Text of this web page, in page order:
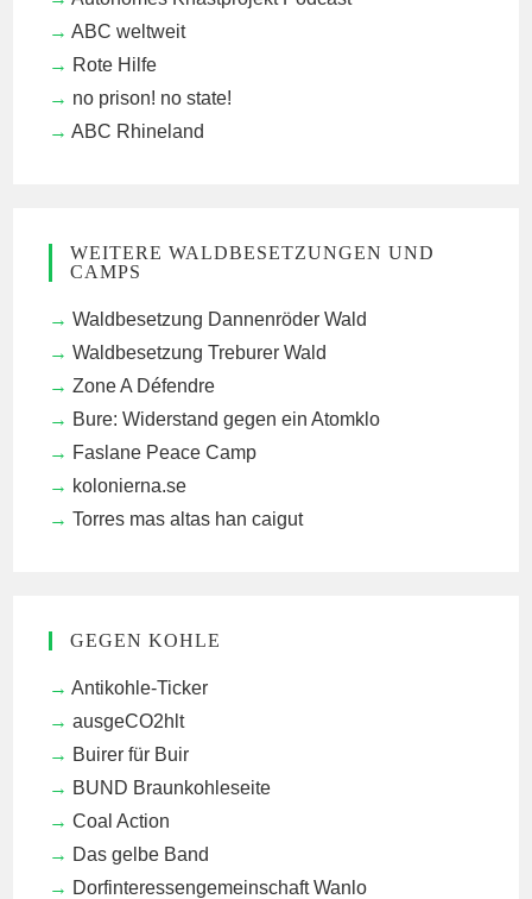
ABC weltweit
Rote Hilfe
no prison! no state!
ABC Rhineland
WEITERE WALDBESETZUNGEN UND
CAMPS
Waldbesetzung Dannenröder Wald
Waldbesetzung Treburer Wald
Zone A Défendre
Bure: Widerstand gegen ein Atomklo
Faslane Peace Camp
kolonierna.se
Torres mas altas han caigut
GEGEN KOHLE
Antikohle-Ticker
ausgeCO2hlt
Buirer für Buir
BUND Braunkohleseite
Coal Action
Das gelbe Band
Dorfinteressengemeinschaft Wanlo